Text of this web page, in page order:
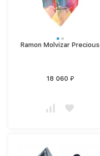
Ramon Molvizar Precious
18 060 ₽